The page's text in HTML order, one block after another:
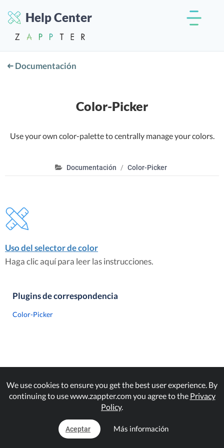
Help Center
Documentación
Color-Picker
Use your own color-palette to centrally manage your colors.
Documentación Color-Picker
Uso del selector de color
Haga clic aquí para leer las instrucciones.
Plugins de correspondencia
Color-Picker
We use cookies to ensure you get the best user experience. By
continuing to use www.zappter.com you agree to the Privacy
Policy.
Aceptar Más información